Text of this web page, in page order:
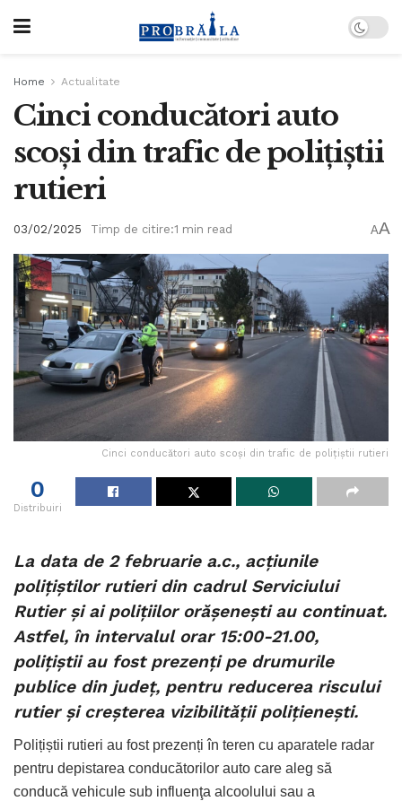
Home Actualitate
Cinci conducători auto
scoși din trafic de polițiștii
rutieri
03/02/2025 Timp de citire:1 min read AA
Cinci conducători auto scoși din trafic de polițiștii rutieri
0
Distribuiri
La data de 2 februarie a.c., acțiunile
poliţiştilor rutieri din cadrul Serviciului
Rutier și ai polițiilor orășenești au continuat.
Astfel, în intervalul orar 15:00-21.00,
polițiștii au fost prezenți pe drumurile
publice din județ, pentru reducerea riscului
rutier și creșterea vizibilității polițienești.
Polițiștii rutieri au fost prezenți în teren cu aparatele radar
pentru depistarea conducătorilor auto care aleg să
conducă vehicule sub influenţa alcoolului sau a